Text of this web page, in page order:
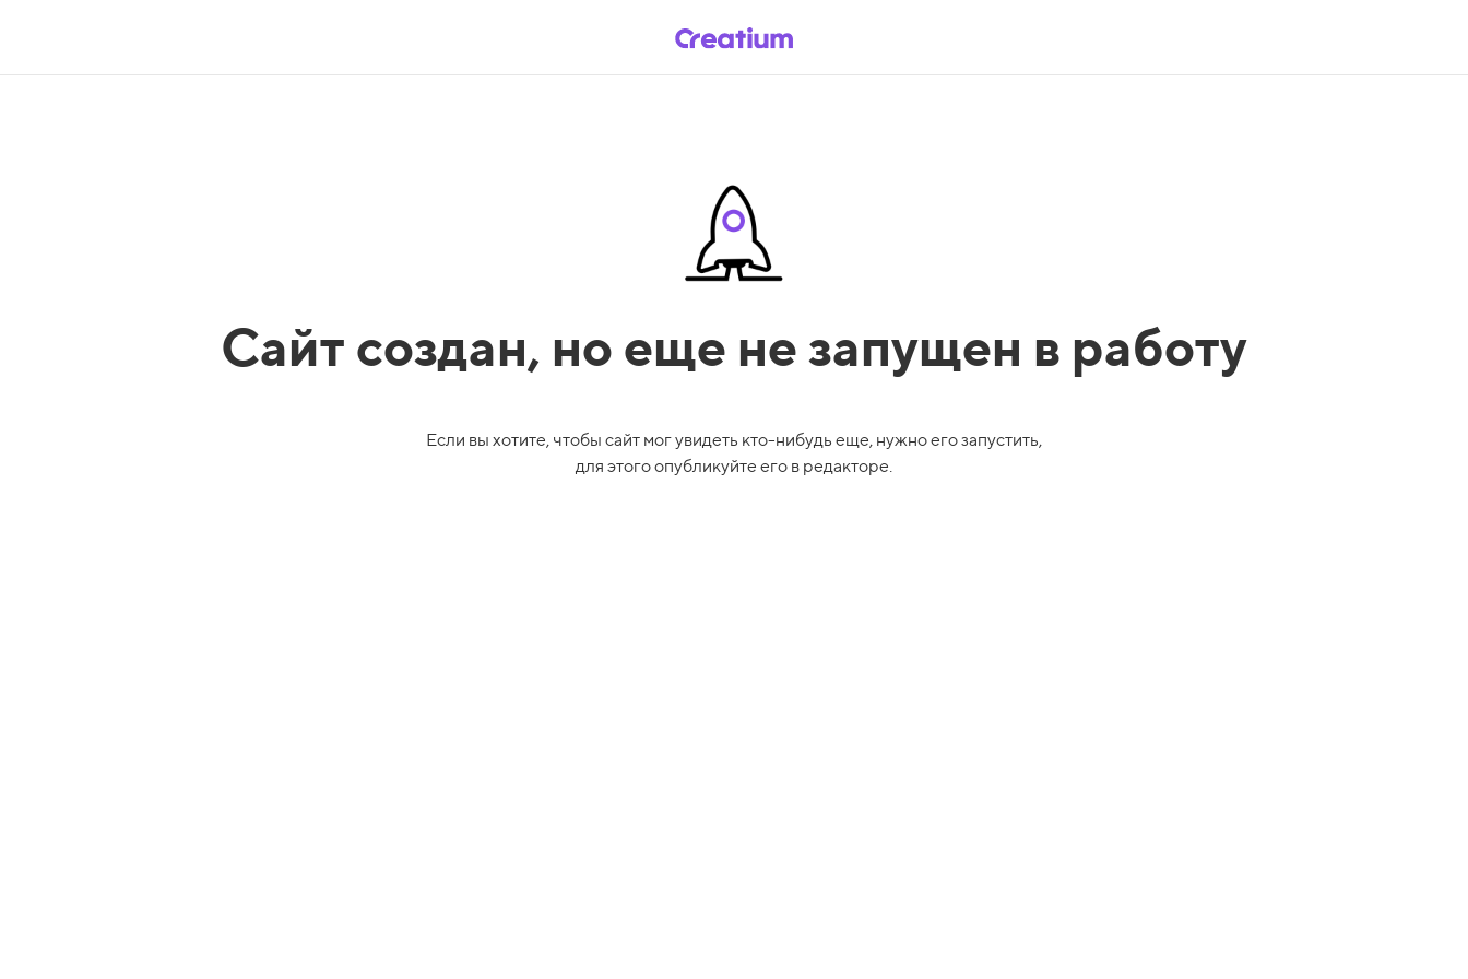
Сайт создан, но еще не запущен в работу
Если вы хотите, чтобы сайт мог увидеть кто-нибудь еще, нужно его запустить,
для этого опубликуйте его в редакторе.